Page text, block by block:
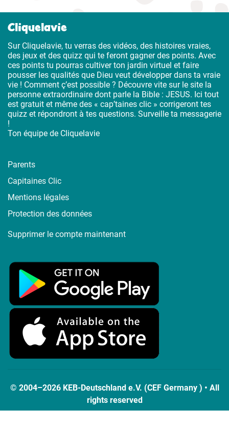
Cliquelavie
Sur Cliquelavie, tu verras des vidéos, des histoires vraies,
des jeux et des quizz qui te feront gagner des points. Avec
ces points tu pourras cultiver ton jardin virtuel et faire
pousser les qualités que Dieu veut développer dans ta vraie
vie ! Comment ç’est possible ? Découvre vite sur le site la
personne extraordinaire dont parle la Bible : JESUS. Ici tout
est gratuit et même des « cap’taines clic » corrigeront tes
quizz et répondront à tes questions. Surveille ta messagerie
!
Ton équipe de Cliquelavie
Parents
Capitaines Clic
Mentions légales
Protection des données
Supprimer le compte maintenant
© 2004–2026 KEB-Deutschland e.V. (CEF Germany ) • All
rights reserved